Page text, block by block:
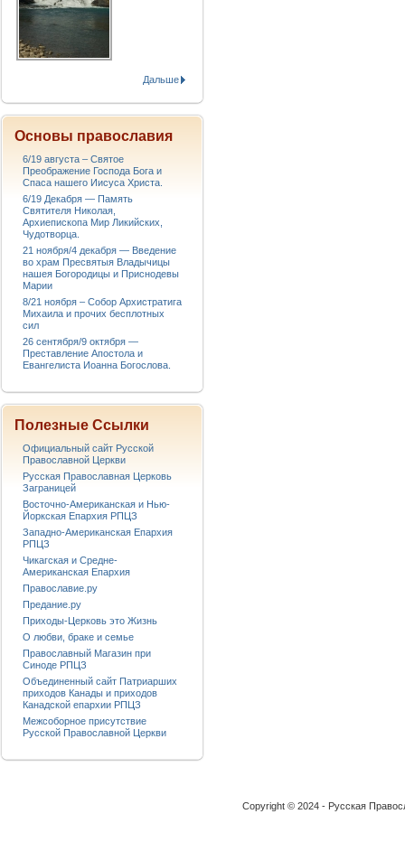
Дальше
Основы православия
6/19 августа – Святое
Преображение Господа Бога и
Спаса нашего Иисуса Христа.
6/19 Декабря — Память
Святителя Николая,
Архиепископа Мир Ликийских,
Чудотворца.
21 ноября/4 декабря — Введение
во храм Пресвятыя Владычицы
нашея Богородицы и Приснодевы
Марии
8/21 ноября – Собор Архистратига
Михаила и прочих бесплотных
сил
26 сентября/9 октября —
Преставление Апостола и
Евангелиста Иоанна Богослова.
Полезные Ссылки
Официальный сайт Русской
Православной Церкви
Русская Православная Церковь
Заграницей
Восточно-Американская и Нью-
Йоркская Епархия РПЦЗ
Западно-Американская Епархия
РПЦЗ
Чикагская и Средне-
Американская Епархия
Православие.ру
Предание.ру
Приходы-Церковь это Жизнь
О любви, браке и семье
Православный Магазин при
Синоде РПЦЗ
Объединенный сайт Патриарших
приходов Канады и приходов
Канадской епархии РПЦЗ
Межсоборное присутствие
Русской Православной Церкви
Copyright © 2024 - Русская